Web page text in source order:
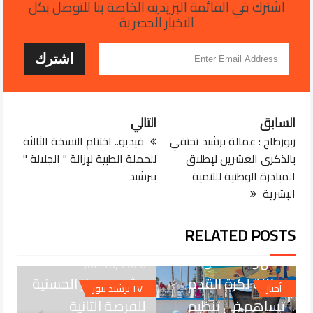
اشترك في القائمة البريدية الخاصة بنا للتوصل بكل
الاخبار الحصرية
التالي
فيديو.. اختتام النسخة الثالثة
للحملة الطبية لإزالة " الجلالة "
ببرشيد
السابق
ربورطاج : عمالة برشيد تحتفي
بالذكرى العشرين لإطلاق
المبادرة الوطنية للتنمية
البشرية
RELATED POSTS
أخبار
الجديدة... العصبة
الجهوية الشاوية
دكالة لكرة القدم
تساهم في تنظيم
TV برشيد نيوز
JUL 18, 2026
برشيد.. مركز الحسنية
للفرصة الثانية